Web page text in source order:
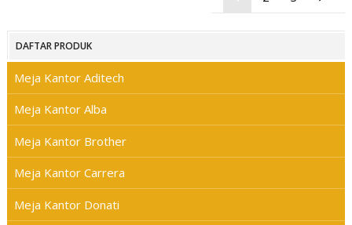
DAFTAR PRODUK
Meja Kantor Aditech
Meja Kantor Alba
Meja Kantor Brother
Meja Kantor Carrera
Meja Kantor Donati